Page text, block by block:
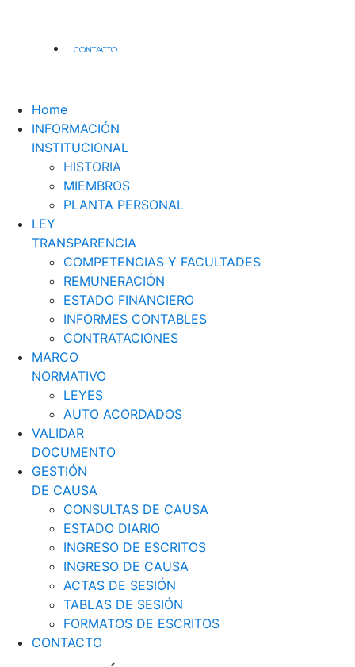
CONTACTO
Home
INFORMACIÓN
INSTITUCIONAL
HISTORIA
MIEMBROS
PLANTA PERSONAL
LEY
TRANSPARENCIA
COMPETENCIAS Y FACULTADES
REMUNERACIÓN
ESTADO FINANCIERO
INFORMES CONTABLES
CONTRATACIONES
MARCO
NORMATIVO
LEYES
AUTO ACORDADOS
VALIDAR
DOCUMENTO
GESTIÓN
DE CAUSA
CONSULTAS DE CAUSA
ESTADO DIARIO
INGRESO DE ESCRITOS
INGRESO DE CAUSA
ACTAS DE SESIÓN
TABLAS DE SESIÓN
FORMATOS DE ESCRITOS
CONTACTO